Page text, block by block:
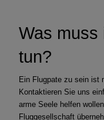
Was muss
tun?
Ein Flugpate zu sein ist
Kontaktieren Sie uns
arme Seele helfen
Fluggesellschaft